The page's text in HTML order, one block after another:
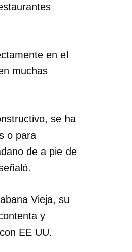
en el
muchas
se ha
o para
de a pie de
Vieja, su
y
EE UU.